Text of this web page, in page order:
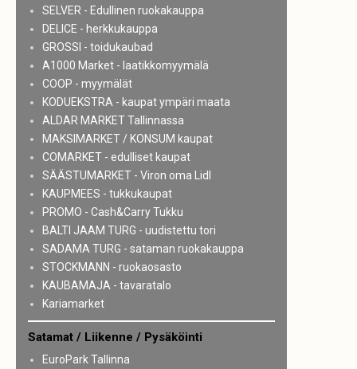
SELVER - Edullinen ruokakauppa
DELICE - herkkukauppa
GROSSI - toidukaubad
A1000 Market - laatikkomyymälä
COOP - myymälät
KODUEKSTRA - kaupat ympäri maata
ALDAR MARKET Tallinnassa
MAKSIMARKET / KONSUM kaupat
COMARKET - edulliset kaupat
SÄÄSTUMARKET - Viron oma Lidl
KAUPMEES - tukkukaupat
PROMO - Cash&Carry Tukku
BALTI JAAM TURG - uudistettu tori
SADAMA TURG - sataman ruokakauppa
STOCKMANN - ruokaosasto
KAUBAMAJA - tavaratalo
Kariamarket
Satamat / Liikenne / Pysäköinti
EuroPark Tallinna